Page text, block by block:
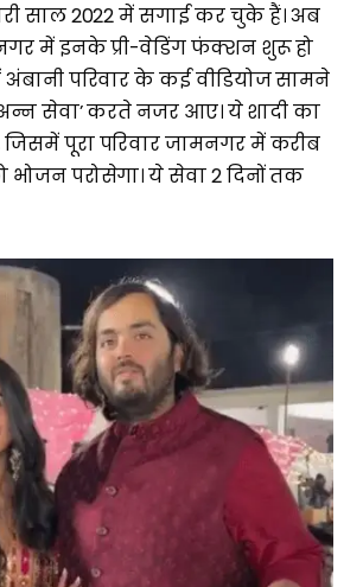
साल 2022 में सगाई कर चुके हैं। अब
में इनके प्री-वेडिंग फंक्शन शुरू हो
परिवार के कई वीडियोज सामने
सेवा’ करते नजर आए। ये शादी का
पूरा परिवार जामनगर में करीब
भोजन परोसेगा। ये सेवा 2 दिनों तक